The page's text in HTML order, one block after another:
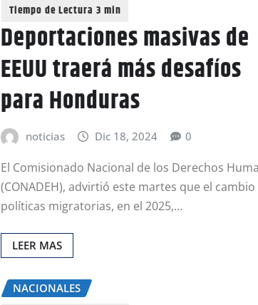
Deportaciones masivas de
EEUU traerá más desafíos
para Honduras
noticias Dic 18, 2024 0
El Comisionado Nacional de los Derechos
(CONADEH), advirtió este martes que el cambio
políticas migratorias, en el 2025,…
LEER MAS
NACIONALES